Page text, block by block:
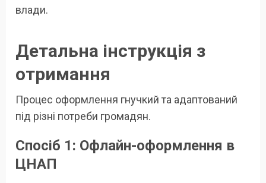
влади.
Детальна інструкція з
отримання
Процес оформлення гнучкий та адаптований
під різні потреби громадян.
Спосіб 1: Офлайн-оформлення в
ЦНАП